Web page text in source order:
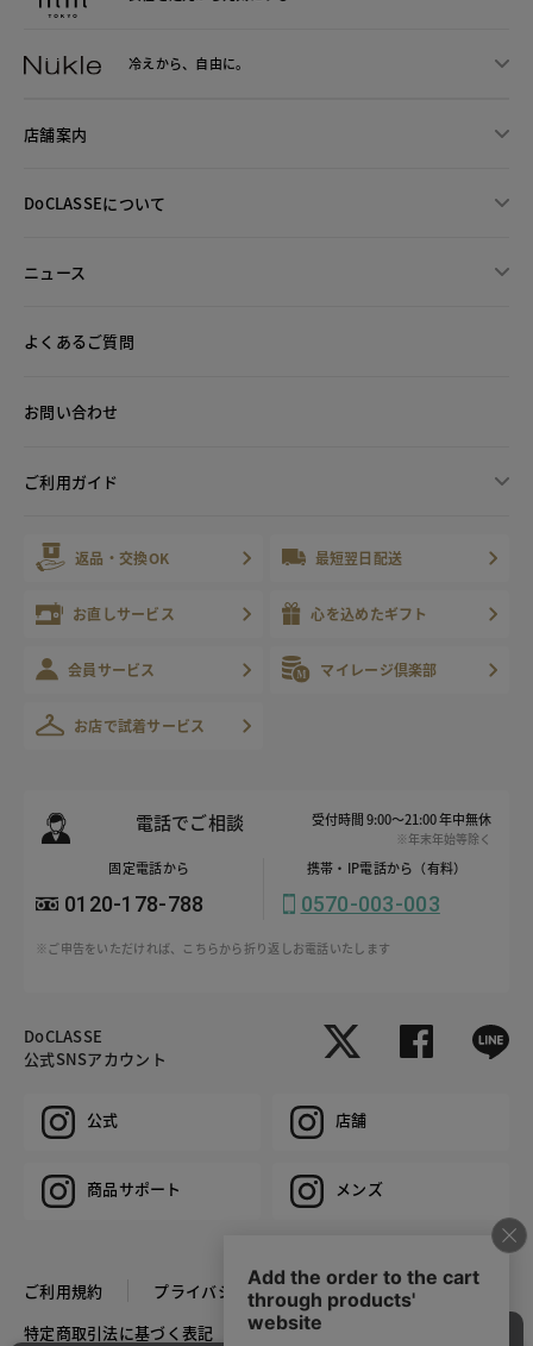
冷えから、 自由に。
店舗案内
DoCLASSEについて
ニュース
よくあるご質問
お問い合わせ
ご利用ガイド
返品・交換OK 最短翌日配送
お直しサービス 心を込めたギフト
会員サービス マイレージ倶楽部
お店で試着サービス
電話でご相談 受付時間 9:00～21:00 年中無休
※年末年始等除く
固定電話から
0120-178-788
携帯・IP電話から（有料）
0570-003-003
※ご申告をいただければ、こちらから折り返しお電話いたします
DoCLASSE
公式SNSアカウント
公式 店舗
商品サポート メンズ
ご利用規約
プライバシーポリシー
特定商取引法に基づく表記
推奨環境